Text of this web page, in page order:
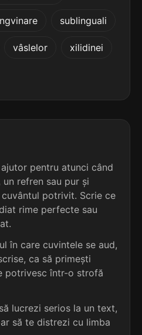
4
terminație: esie
terminație: esie
4
10 lit.
4
5 lit.
3
3 sil.
sublinguali
vâslelor xilidinei
pentru atunci când
refren sau pur și
potrivit. Scrie ce
rime perfecte sau
în care cuvintele se aud,
ca să primești
potrivesc într-o strofă
lucrezi serios la un text,
să te distrezi cu limba